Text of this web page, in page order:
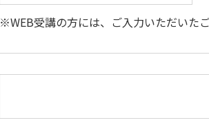
※WEB受講の方には、ご入力いただいた